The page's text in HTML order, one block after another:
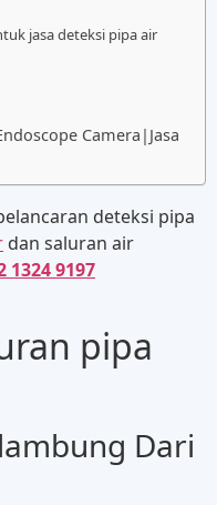
jasa deteksi pipa air
Camera|Jasa
deteksi pipa
dan saluran air
1324 9197
pipa
Dari